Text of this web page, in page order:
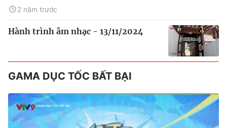
2 năm trước
Hành trình âm nhạc - 13/11/2024
GAMA DỤC TỐC BẤT BẠI